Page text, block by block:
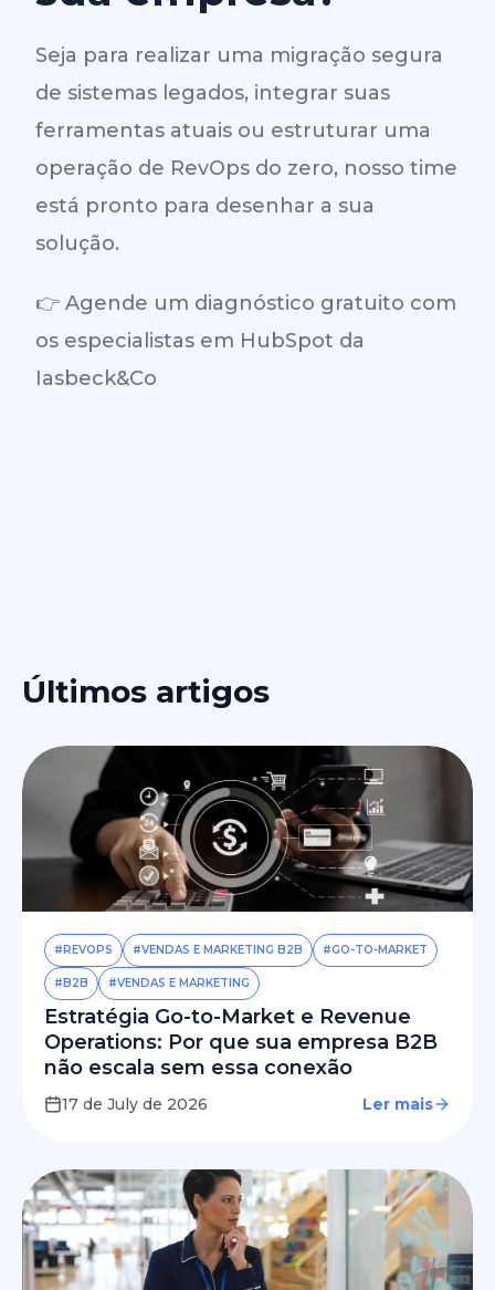
Seja para realizar uma migração segura
de sistemas legados, integrar suas
ferramentas atuais ou estruturar uma
operação de RevOps do zero, nosso time
está pronto para desenhar a sua
solução.
👉 Agende um diagnóstico gratuito com
os especialistas em HubSpot da
Iasbeck&Co
Últimos artigos
#REVOPS #VENDAS E MARKETING B2B #GO-TO-MARKET
#B2B #VENDAS E MARKETING
Estratégia Go-to-Market e Revenue
Operations: Por que sua empresa B2B
não escala sem essa conexão
17 de July de 2026 Ler mais